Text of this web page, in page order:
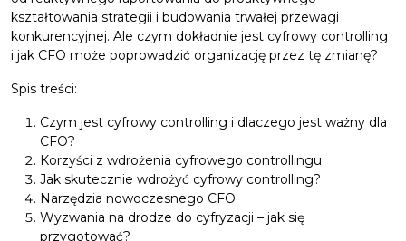
kształtowania strategii i budowania trwałej przewagi
konkurencyjnej. Ale czym dokładnie jest cyfrowy controlling
i jak CFO może poprowadzić organizację przez tę zmianę?
Spis treści:
Czym jest cyfrowy controlling i dlaczego jest ważny dla
CFO?
Korzyści z wdrożenia cyfrowego controllingu
Jak skutecznie wdrożyć cyfrowy controlling?
Narzędzia nowoczesnego CFO
Wyzwania na drodze do cyfryzacji – jak się
przygotować?